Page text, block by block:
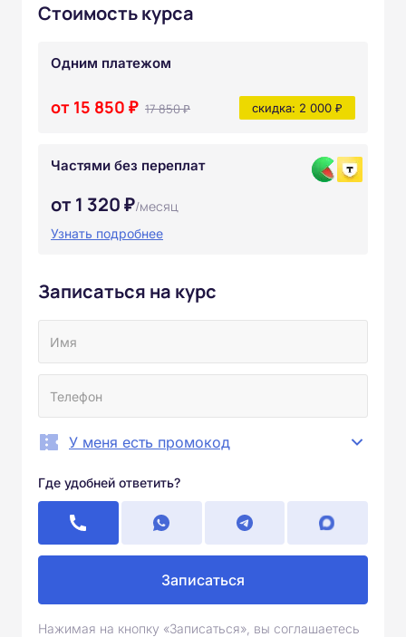
Стоимость курса
Одним платежом
от 15 850 ₽ 17 850 ₽ скидка: 2 000 ₽
Частями без переплат
от 1 320 ₽/месяц
Узнать подробнее
Записаться на курс
У меня есть промокод
Где удобней ответить?
Записаться
Нажимая на кнопку «Записаться», вы соглашаетесь